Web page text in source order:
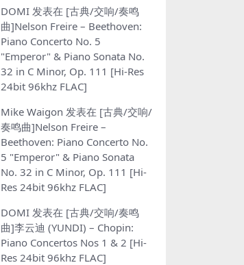
DOMI 发表在 [古典/交响/奏鸣
曲]Nelson Freire – Beethoven:
Piano Concerto No. 5
"Emperor" & Piano Sonata No.
32 in C Minor, Op. 111 [Hi-Res
24bit 96khz FLAC]
Mike Waigon 发表在 [古典/交响/
奏鸣曲]Nelson Freire –
Beethoven: Piano Concerto No.
5 "Emperor" & Piano Sonata
No. 32 in C Minor, Op. 111 [Hi-
Res 24bit 96khz FLAC]
DOMI 发表在 [古典/交响/奏鸣
曲]李云迪 (YUNDI) – Chopin:
Piano Concertos Nos 1 & 2 [Hi-
Res 24bit 96khz FLAC]